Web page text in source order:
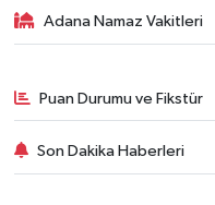
Adana Namaz Vakitleri
Puan Durumu ve Fikstür
Son Dakika Haberleri